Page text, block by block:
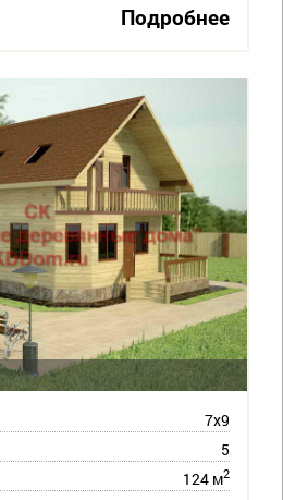
Подробнее
7х9
5
124 м2